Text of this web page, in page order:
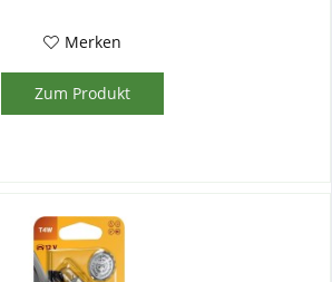
Merken
Zum Produkt